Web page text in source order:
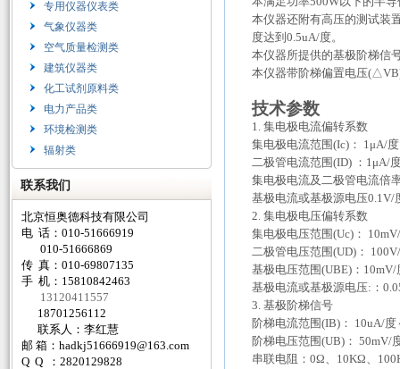
专用仪器仪表类
气象仪器类
空气质量检测类
建筑仪器类
化工试剂原料类
电力产品类
环境检测类
辐射类
联系我们
北京恒奥德科技有限公司
电 话：010-51666919
010-51666869
传 真：010-69807135
手 机：15810842463
13120411557
18701256112
联系人：李红慧
邮 箱： hadkj51666919@163.com
Q Q ：2820129828
本仪器还附有高压的测试装
度达到0.5uA/度。
本仪器所提供的基极阶梯信
本仪器带阶梯偏置电压
技术参数
1. 集电极电流偏转系数
集电极电流范围(Ic)： 1μA/
二极管电流范围(ID) ：1μA/
集电极电流及二极管电流倍
基极电流或基极源电压0.1V/
2. 集电极电压偏转系数
集电极电压范围(Uc)：
二极管电压范围(UD)：
基极电压范围(UBE)：
基极电流或基极源电压:：
3. 基极阶梯信号
阶梯电流范围(IB)： 10uA/
阶梯电压范围(UB)： 50mV/
串联电阻：0Ω、10KΩ、